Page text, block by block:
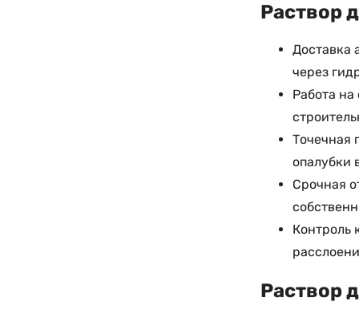
Раствор
Доставка
через
Работа
Точечная
опалубки
Срочная
Контроль
Раствор